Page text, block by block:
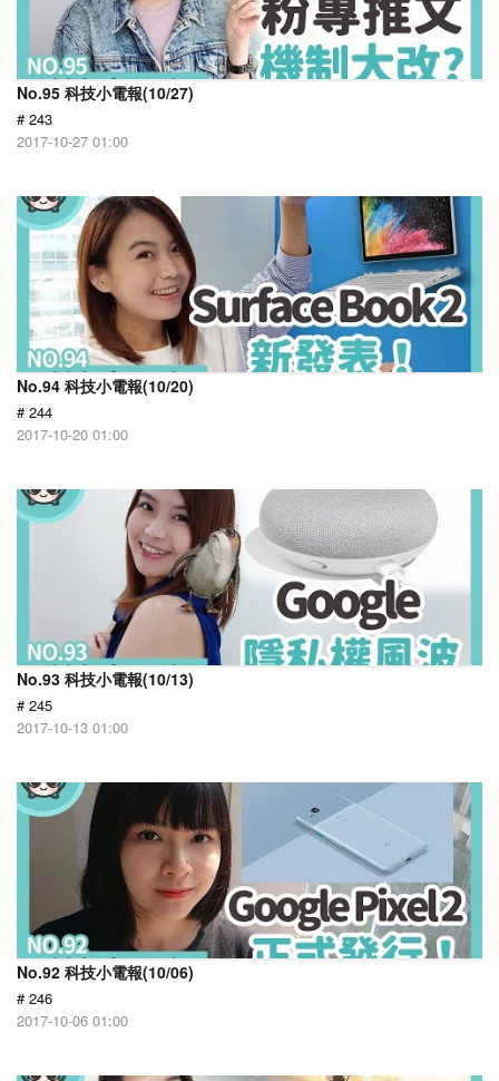
No.95 科技小電報(10/27)
# 243
2017-10-27 01:00
No.94 科技小電報(10/20)
# 244
2017-10-20 01:00
No.93 科技小電報(10/13)
# 245
2017-10-13 01:00
No.92 科技小電報(10/06)
# 246
2017-10-06 01:00